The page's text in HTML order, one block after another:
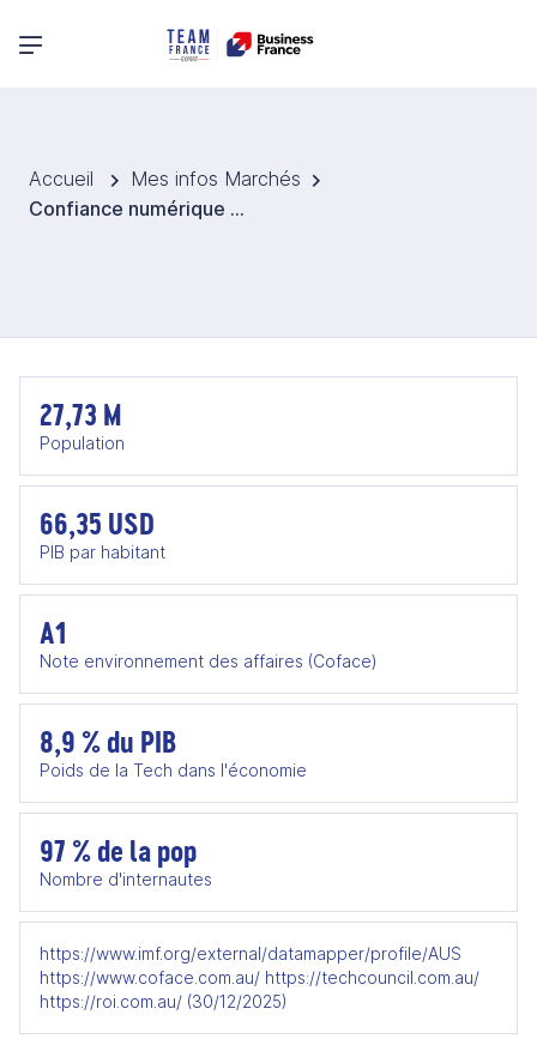
Menu principal
Accueil
Mes infos Marchés
Confiance numérique et cybersécurité - Australie 2026
27,73 M
Population
66,35 USD
PIB par habitant
A1
Note environnement des affaires (Coface)
8,9 % du PIB
Poids de la Tech dans l'économie
97 % de la pop
Nombre d'internautes
https://www.imf.org/external/datamapper/profile/AUS
https://www.coface.com.au/ https://techcouncil.com.au/
https://roi.com.au/ (30/12/2025)